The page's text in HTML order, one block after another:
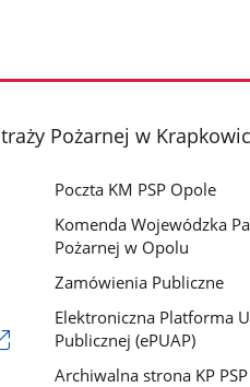
Pożarnej w
Poczta KM PSP Opole
Komenda Wojewódzka
Pożarnej w Opolu
Zamówienia Publiczne
Elektroniczna Platforma
Publicznej (ePUAP)
Archiwalna strona KP